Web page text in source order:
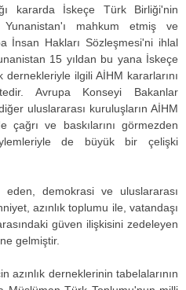
kararda İskeçe Türk Birliği'nin
Yunanistan'ı mahkum etmiş ve
İnsan Hakları Sözleşmesi'ni ihlal
15 yıldan bu yana İskeçe
ilgili AİHM kararlarını
Avrupa Konseyi Bakanlar
uluslararası kuruluşların AİHM
çağrı ve baskılarını görmezden
de büyük bir çelişki
demokrasi ve uluslararası
azınlık toplumu ile, vatandaşı
güven ilişkisini zedeleyen
gelmiştir.
azınlık derneklerinin tabelalarının